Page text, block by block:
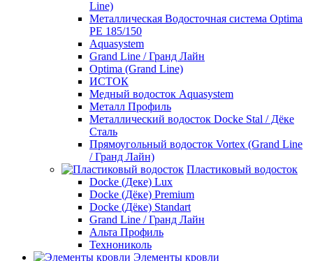
Line)
Металлическая Водосточная система Optima
PE 185/150
Aquasystem
Grand Line / Гранд Лайн
Optima (Grand Line)
ИСТОК
Медный водосток Aquasystem
Металл Профиль
Металлический водосток Docke Stal / Дёке
Сталь
Прямоугольный водосток Vortex (Grand Line
/ Гранд Лайн)
Пластиковый водосток
Docke (Деке) Lux
Docke (Дёке) Premium
Docke (Дёке) Standart
Grand Line / Гранд Лайн
Альта Профиль
Технониколь
Элементы кровли